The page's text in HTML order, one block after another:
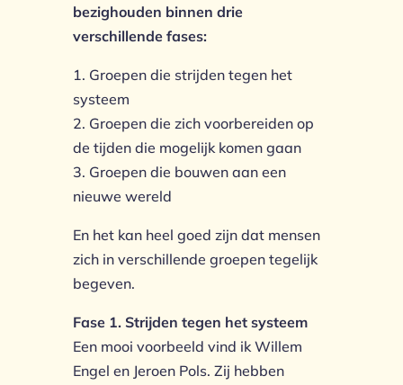
bezighouden binnen drie
verschillende fases:
1. Groepen die strijden tegen het
systeem
2. Groepen die zich voorbereiden op
de tijden die mogelijk komen gaan
3. Groepen die bouwen aan een
nieuwe wereld
En het kan heel goed zijn dat mensen
zich in verschillende groepen tegelijk
begeven.
Fase 1. Strijden tegen het systeem
Een mooi voorbeeld vind ik Willem
Engel en Jeroen Pols. Zij hebben